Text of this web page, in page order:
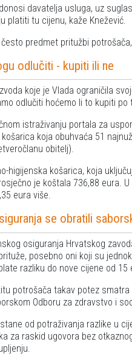
davatelja usluga, uz
platiti tu cijenu, kaže Knežević.
predmet pritužbi
odlučiti - kupiti ili ne
koje je Vlada ograničila
odlučiti hoćemo li to kupiti po
istraživanju portala za
koja obuhvaća 51
obitelj).
higijenska košarica, koja
je koštala 736,88 eura.
eura više.
se obratili
osiguranja Hrvatskog
posebno oni koji su
razliku do nove cijene od 15
potrošača takav potez
Odboru za zdravstvo i
od potraživanja razlike u
za raskid ugovora bez